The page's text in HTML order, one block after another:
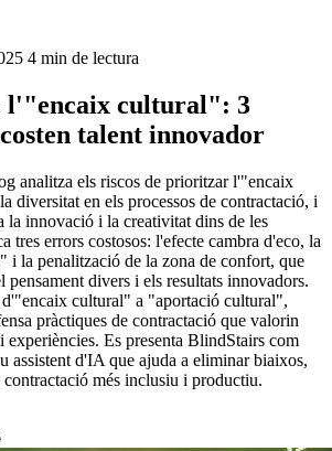
4 min de lectura
l'"encaix cultural": 3
talent innovador
analitza els riscos de prioritzar l'"encaix
diversitat en els processos de contractació, i
la innovació i la creativitat dins de les
tres errors costosos: l'efecte cambra d'eco, la
la penalització de la zona de confort, que
divers i els resultats innovadors.
cultural" a "aportació cultural",
pràctiques de contractació que valorin
experiències. Es presenta BlindStairs com
assistent d'IA que ajuda a eliminar biaixos,
contractació més inclusiu i productiu.